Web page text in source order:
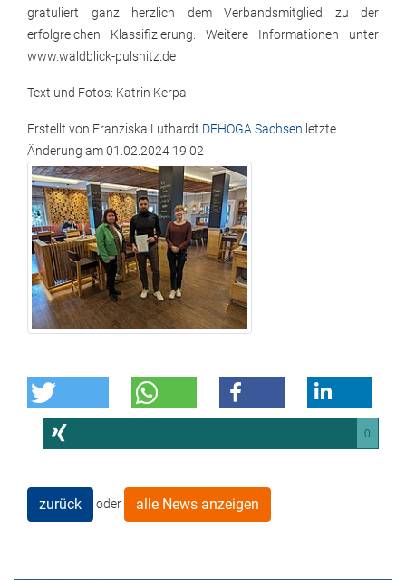
gratuliert ganz herzlich dem Verbandsmitglied zu der
erfolgreichen Klassifizierung. Weitere Informationen unter
www.waldblick-pulsnitz.de
Text und Fotos: Katrin Kerpa
Erstellt von Franziska Luthardt DEHOGA Sachsen letzte
Änderung am01.02.2024 19:02
0
zurück oder alle News anzeigen